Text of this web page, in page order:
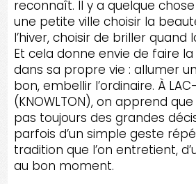
reconnaît. Il y a quelque
une petite ville choisir la
l’hiver, choisir de briller
Et cela donne envie de faire
dans sa propre vie : allumer
bon, embellir l’ordinaire. À
(KNOWLTON), on apprend
pas toujours des grandes
parfois d’un simple geste
tradition que l’on entretient,
au bon moment.